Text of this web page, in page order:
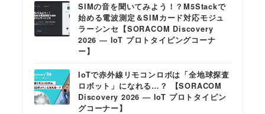
SIMの音を聞いてみよう！？M5Stackで
始める電波測定＆SIMカード対応モジュ
ラーシンセ【SORACOM Discovery
2026 ― IoT プロトタイピングコーナ
ー】
IoTで赤外線リモコンロボは「全地球探査
ロボット」になれる…？ 【SORACOM
Discovery 2026 ― IoT プロトタイピン
グコーナー】